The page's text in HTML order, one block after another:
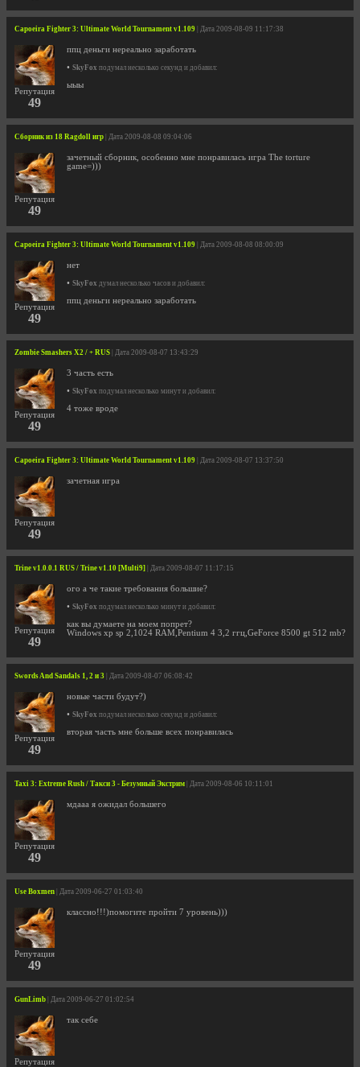
Capoeira Fighter 3: Ultimate World Tournament v1.109 | Дата 2009-08-09 11:17:38
Репутация
49
ппц деньги нереально заработать
• SkyFox подумал несколько секунд и добавил:
ыыы
Сборник из 18 Ragdoll игр | Дата 2009-08-08 09:04:06
Репутация
49
зачетный сборник, особенно мне понравилась игра The torture
game=)))
Capoeira Fighter 3: Ultimate World Tournament v1.109 | Дата 2009-08-08 08:00:09
Репутация
49
нет
• SkyFox думал несколько часов и добавил:
ппц деньги нереально заработать
Zombie Smashers X2 / + RUS | Дата 2009-08-07 13:43:29
Репутация
49
3 часть есть
• SkyFox подумал несколько минут и добавил:
4 тоже вроде
Capoeira Fighter 3: Ultimate World Tournament v1.109 | Дата 2009-08-07 13:37:50
Репутация
49
зачетная игра
Trine v1.0.0.1 RUS / Trine v1.10 [Multi9] | Дата 2009-08-07 11:17:15
Репутация
49
ого а че такие требования большие?
• SkyFox подумал несколько минут и добавил:
как вы думаете на моем попрет?
Windows xp sp 2,1024 RAM,Pentium 4 3,2 ггц,GeForce 8500 gt 512 mb?
Swords And Sandals 1, 2 и 3 | Дата 2009-08-07 06:08:42
Репутация
49
новые части будут?)
• SkyFox подумал несколько секунд и добавил:
вторая часть мне больше всех понравилась
Taxi 3: Extreme Rush / Такси 3 - Безумный Экстрим | Дата 2009-08-06 10:11:01
Репутация
49
мдааа я ожидал большего
Use Boxmen | Дата 2009-06-27 01:03:40
Репутация
49
классно!!!)помогите пройти 7 уровень)))
GunLimb | Дата 2009-06-27 01:02:54
Репутация
так себе